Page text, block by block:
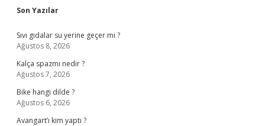
Sidebar
Son Yazılar
Sıvı gıdalar su yerine geçer mi ?
Ağustos 8, 2026
Kalça spazmı nedir ?
Ağustos 7, 2026
Bike hangi dilde ?
Ağustos 6, 2026
Avangart’ı kim yaptı ?